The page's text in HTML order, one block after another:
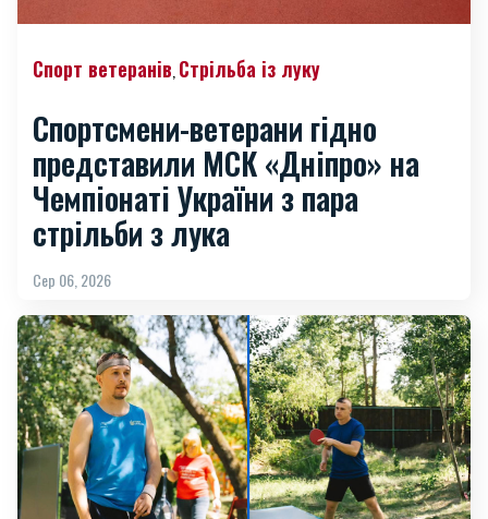
Спорт ветеранів Стрільба із луку
Спортсмени-ветерани гідно
представили МСК «Дніпро» на
Чемпіонаті України з пара
стрільби з лука
Сер 06, 2026